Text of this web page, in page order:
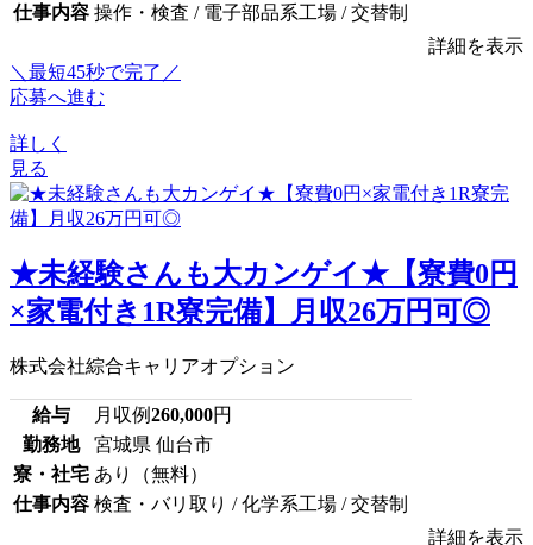
仕事内容 操作・検査 / 電子部品系工場 / 交替制
詳細を表示
＼最短45秒で完了／
応募へ進む
詳しく
見る
★未経験さんも大カンゲイ★【寮費0円
×家電付き1R寮完備】月収26万円可◎
株式会社綜合キャリアオプション
給与 月収例260,000円
勤務地
宮城県 仙台市
寮・社宅 あり（無料）
仕事内容 検査・バリ取り / 化学系工場 / 交替制
詳細を表示